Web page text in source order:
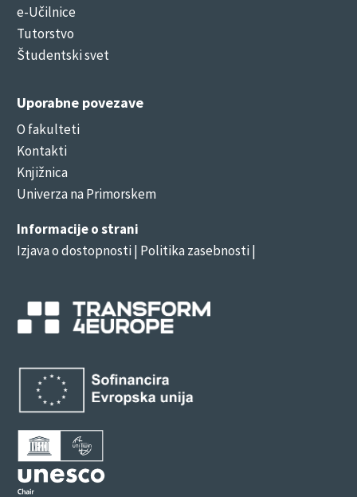
e-Učilnice
Tutorstvo
Študentski svet
Uporabne povezave
O fakulteti
Kontakti
Knjižnica
Univerza na Primorskem
Informacije o strani
Izjava o dostopnosti| Politika zasebnosti |